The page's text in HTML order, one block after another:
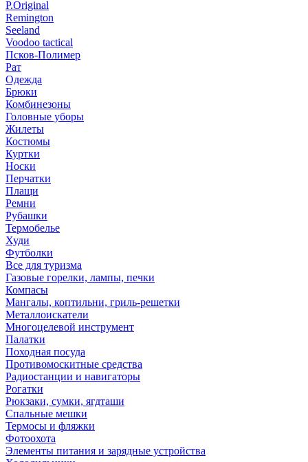
P.Original
Remington
Seeland
Voodoo tactical
Псков-Полимер
Рат
Одежда
Брюки
Комбинезоны
Головные уборы
Жилеты
Костюмы
Куртки
Носки
Перчатки
Плащи
Ремни
Рубашки
Термобелье
Худи
Футболки
Все для туризма
Газовые горелки, лампы, печки
Компасы
Мангалы, коптильни, гриль-решетки
Металлоискатели
Многоцелевой инструмент
Палатки
Походная посуда
Противомоскитные средства
Радиостанции и навигаторы
Рогатки
Рюкзаки, сумки, ягдташи
Спальные мешки
Термосы и фляжки
Фотоохота
Элементы питания и зарядные устройства